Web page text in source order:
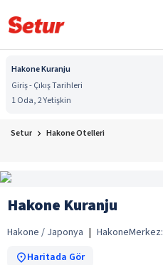
Hakone Kuranju
Giriş - Çıkış Tarihleri
1 Oda, 2 Yetişkin
Setur Hakone Otelleri
Hakone Kuranju
Hakone / Japonya | HakoneMerkez:
Haritada Gör